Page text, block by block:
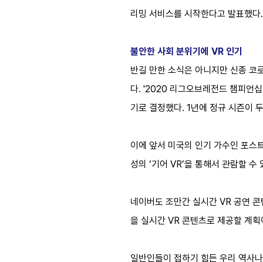
리밍 서비스를 시작한다고 발표했다.
불안한 사회 분위기에 VR 인기
반길 만한 소식은 아니지만 신종 코
다. '2020 리그오브레전드 챔피언
기로 결정했다. 1년에 정규 시즌이
이에 앞서 미국의 인기 가수인 포스
성의 ‘기어 VR’을 통해서 관람할 수
네이버도 조만간 실시간 VR 공연
을 실시간 VR 콘텐츠로 제공할 계
일반인들이 접하기 힘든 우리 역사